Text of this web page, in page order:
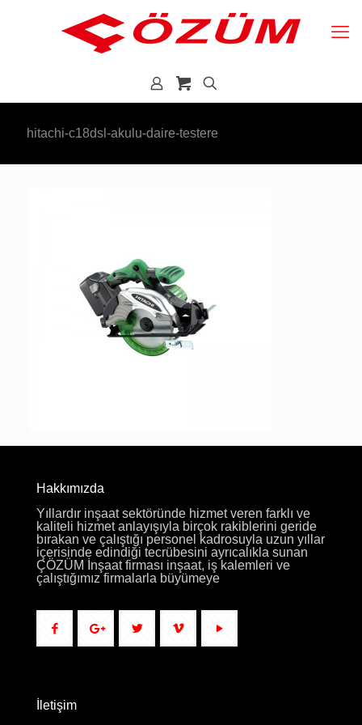
hitachi-c18dsl-akulu-daire-testere
Hakkımızda
Yıllardır inşaat sektöründe hizmet veren farklı ve
kaliteli hizmet anlayışıyla birçok rakiblerini geride
bırakan ve çalıştığı personel kadrosuyla uzun yıllar
içerisinde edindiği tecrübesini ayrıcalıkla sunan
ÇÖZÜM İnşaat firması inşaat, iş kalemleri ve
çalıştığımız firmalarla büyümeye
İletişim